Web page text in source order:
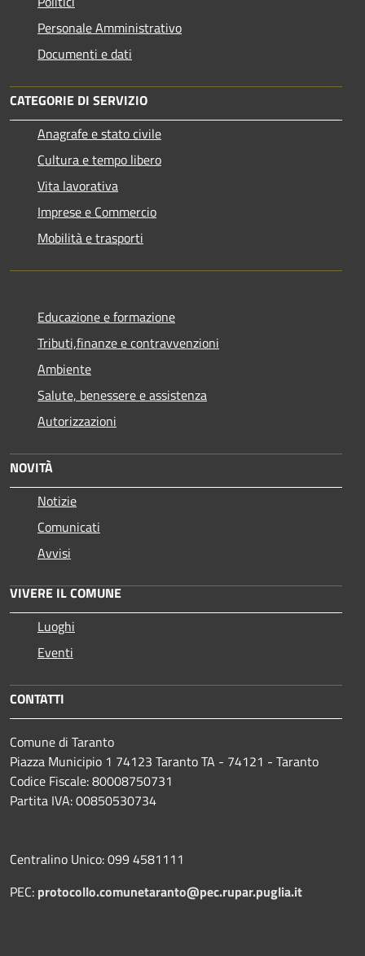
Personale Amministrativo
Documenti e dati
CATEGORIE DI SERVIZIO
Anagrafe e stato civile
Cultura e tempo libero
Vita lavorativa
Imprese e Commercio
Mobilità e trasporti
Educazione e formazione
Tributi,finanze e contravvenzioni
Ambiente
Salute, benessere e assistenza
Autorizzazioni
NOVITÀ
Notizie
Comunicati
Avvisi
VIVERE IL COMUNE
Luoghi
Eventi
CONTATTI
Comune di Taranto
Piazza Municipio 1 74123 Taranto TA - 74121 - Taranto
Codice Fiscale: 80008750731
Partita IVA: 00850530734
Centralino Unico: 099 4581111
PEC: protocollo.comunetaranto@pec.rupar.puglia.it